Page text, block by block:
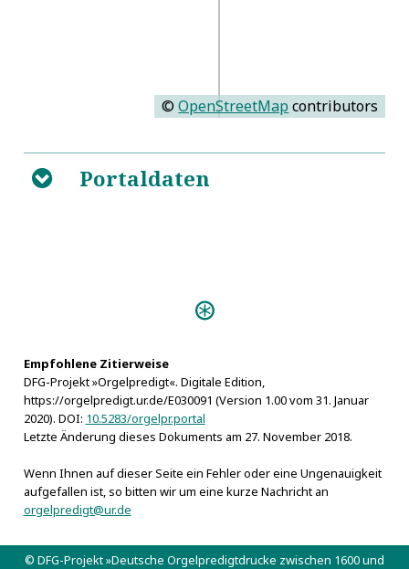
©OpenStreetMap contributors
B Portaldaten
Organologismos (Dresden 1651)
Ehren=Predigt (s.l. 1751)
Kostbare Bosische Orgel (Zwickau
1647)
Zeugniße des
Stolpenische Ehren-
Crone (Dresden 1652)
(Schneeberg s.a.)
Empfohlene Zitierweise
DFG-Projekt »Orgelpredigt«. Digitale Edition,
https://orgelpredigt.ur.de/E030091 (Version 1.00 vom 31. Januar
2020). DOI: 10.5283/orgelpr.portal
Letzte Änderung dieses Dokuments am 27. November 2018.
Wenn Ihnen auf dieser Seite ein Fehler oder eine Ungenauigkeit
aufgefallen ist, so bitten wir um eine kurze Nachricht an
orgelpredigt@ur.de
© DFG-Projekt »Deutsche Orgelpredigtdrucke zwischen 1600 und